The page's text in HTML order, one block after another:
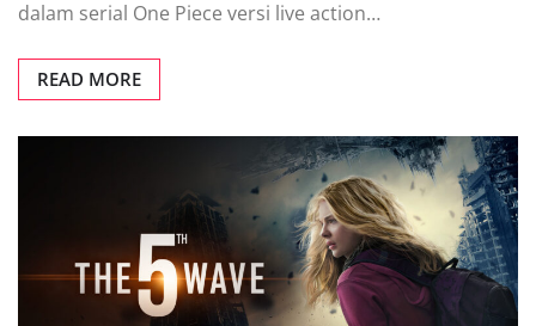
dalam serial One Piece versi live action…
READ MORE